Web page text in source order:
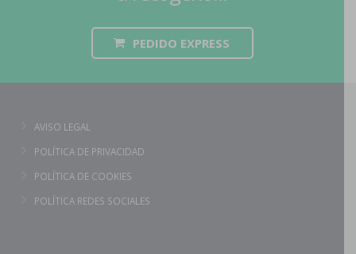
PEDIDO EXPRESS
AVISO LEGAL
POLÍTICA DE PRIVACIDAD
POLÍTICA DE COOKIES
POLÍTICA REDES SOCIALES